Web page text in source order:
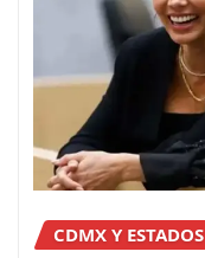
CDMX Y ESTADOS